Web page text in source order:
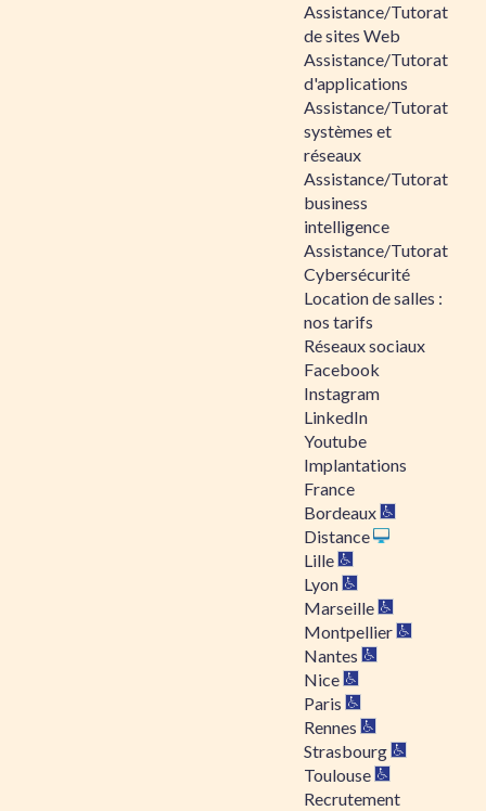
Assistance/Tutorat
de sites Web
Assistance/Tutorat
d'applications
Assistance/Tutorat
systèmes et
réseaux
Assistance/Tutorat
business
intelligence
Assistance/Tutorat
Cybersécurité
Location de salles :
nos tarifs
Réseaux sociaux
Facebook
Instagram
LinkedIn
Youtube
Implantations
France
Bordeaux
Distance
Lille
Lyon
Marseille
Montpellier
Nantes
Nice
Paris
Rennes
Strasbourg
Toulouse
Recrutement